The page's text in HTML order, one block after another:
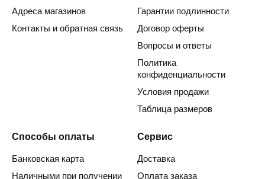
Адреса магазинов
Контакты и обратная связь
Гарантии подлинности
Договор оферты
Вопросы и ответы
Политика
конфиденциальности
Условия продажи
Таблица размеров
Способы оплаты
Банковская карта
Наличными при получении
Сервис
Доставка
Оплата заказа